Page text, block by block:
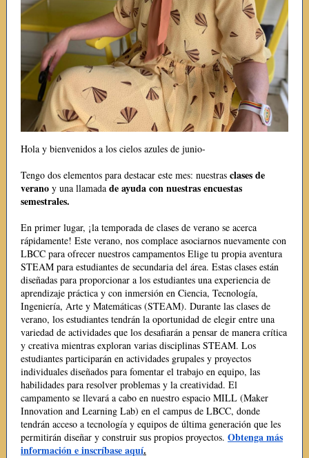
Hola y bienvenidos a los cielos azules de junio-
Tengo dos elementos para destacar este mes: nuestras clases de
verano y una llamada de ayuda con nuestras encuestas
semestrales.
En primer lugar, ¡la temporada de clases de verano se acerca
rápidamente! Este verano, nos complace asociarnos nuevamente con
LBCC para ofrecer nuestros campamentos Elige tu propia aventura
STEAM para estudiantes de secundaria del área. Estas clases están
diseñadas para proporcionar a los estudiantes una experiencia de
aprendizaje práctica y con inmersión en Ciencia, Tecnología,
Ingeniería, Arte y Matemáticas (STEAM). Durante las clases de
verano, los estudiantes tendrán la oportunidad de elegir entre una
variedad de actividades que los desafiarán a pensar de manera crítica
y creativa mientras exploran varias disciplinas STEAM. Los
estudiantes participarán en actividades grupales y proyectos
individuales diseñados para fomentar el trabajo en equipo, las
habilidades para resolver problemas y la creatividad. El
campamento se llevará a cabo en nuestro espacio MILL (Maker
Innovation and Learning Lab) en el campus de LBCC, donde
tendrán acceso a tecnología y equipos de última generación que les
permitirán diseñar y construir sus propios proyectos. Obtenga más
información e inscríbase aquí.